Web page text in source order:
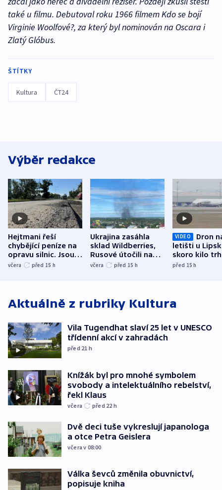
také u filmu. Debutoval roku 1966 filmem Kdo se bojí
Virginie Woolfové?, za který byl nominován na Oscara i
Zlatý Glóbus.
ŠTÍTKY
Kultura ČT24
Výběr redakce
Hejtmani řeší
chybějící peníze na
opravu silnic. Jsou
nenárokové, namítá
včera před 15 h
Ukrajina zasáhla
sklad Wildberries,
Rusové útočili na
trh, hasiče či
včera před 15 h
VIDEO
Dron
letišti u
skoro kilo
indicie
před 15h
Aktuálně z rubriky Kultura
Vila Tugendhat slaví 25 let v UNESCO
třídenní akcí v zahradách
před 21 h
Knížák byl pro mnohé symbolem
svobody a intelektuálního rebelství,
řekl Klaus
včera před 22 h
Dvě deci tuše vykreslují japanologa
a otce Petra Geislera
včera v 08:00
Válka ševců změnila obuvnictví,
popisuje kniha